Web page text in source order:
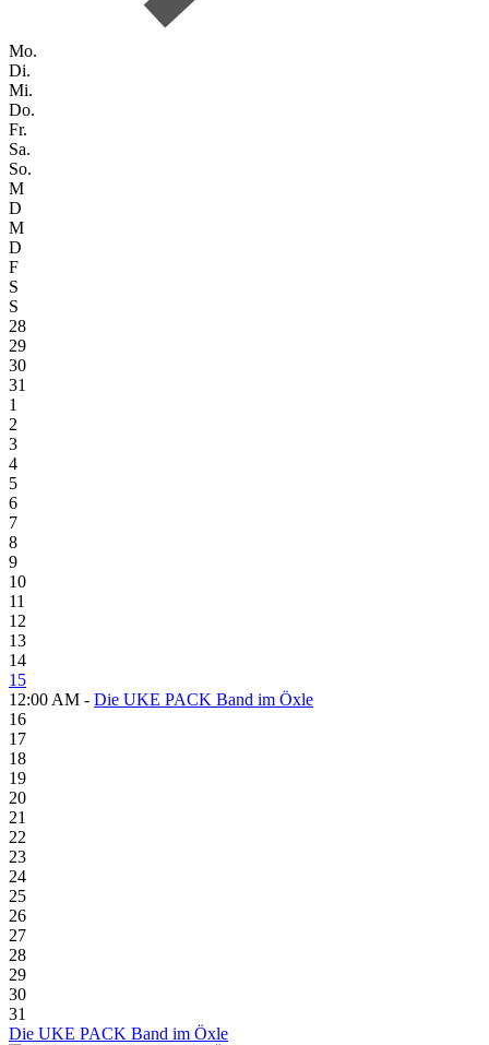
Mo.
Di.
Mi.
Do.
Fr.
Sa.
So.
M
D
M
D
F
S
S
28
29
30
31
1
2
3
4
5
6
7
8
9
10
11
12
13
14
15
12:00 AM - Die UKE PACK Band im Öxle
16
17
18
19
20
21
22
23
24
25
26
27
28
29
30
31
Die UKE PACK Band im Öxle